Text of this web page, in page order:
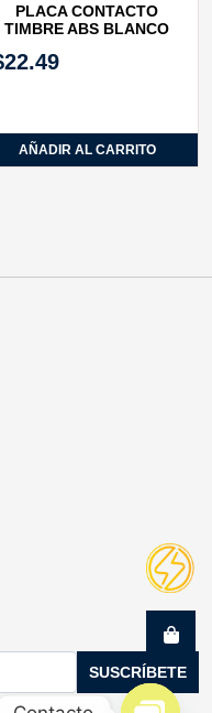
PLACA CONTACTO
TIMBRE ABS BLANCO
22.49
AÑADIR AL CARRITO
SUSCRÍBETE